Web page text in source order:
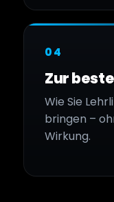
04
Zur
Wie Sie
bringen –
Wirkung.